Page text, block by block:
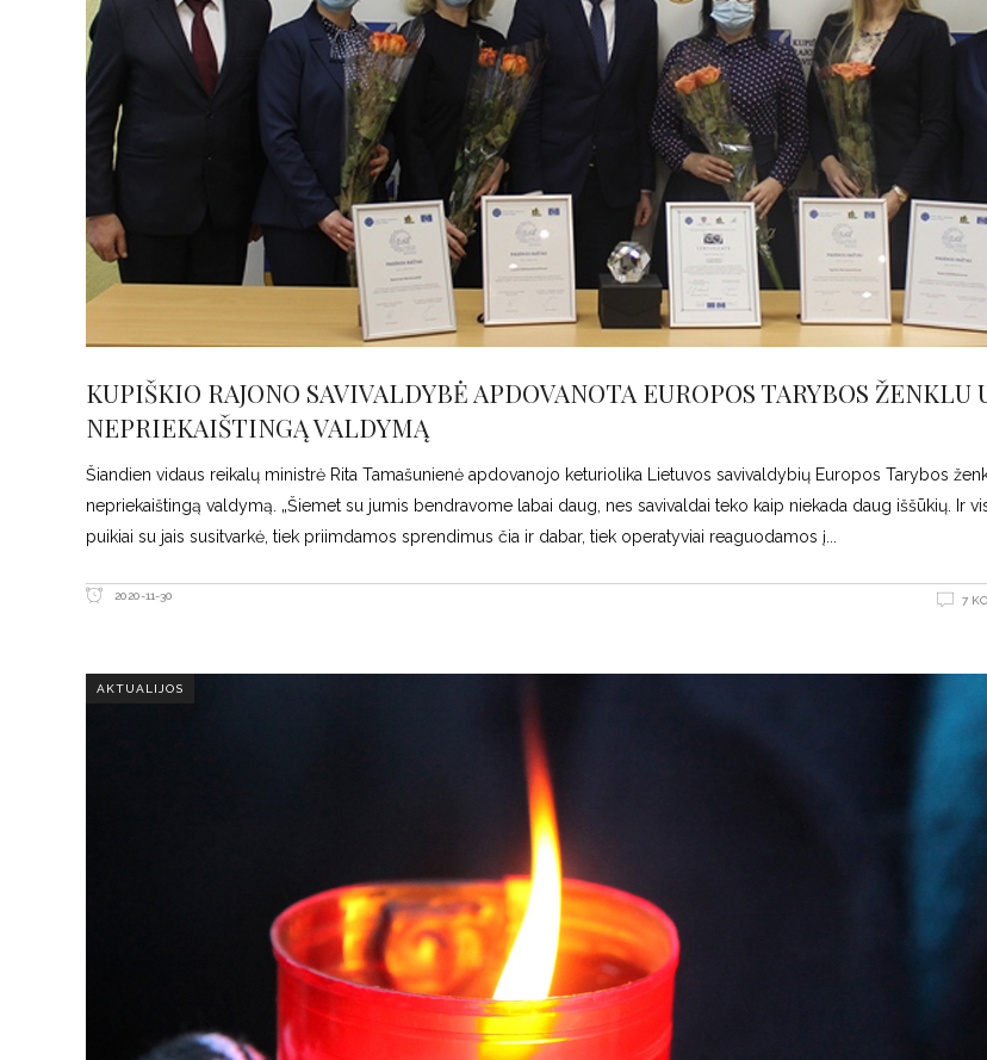
KUPIŠKIO RAJONO SAVIVALDYBĖ APDOVANOTA EUROPOS TARYBOS ŽENKLU
NEPRIEKAIŠTINGĄ VALDYMĄ
Šiandien vidaus reikalų ministrė Rita Tamašunienė apdovanojo keturiolika Lietuvos savivaldybių Europos Tarybos
nepriekaištingą valdymą. „Šiemet su jumis bendravome labai daug, nes savivaldai teko kaip niekada daug iššūkių. Ir
puikiai su jais susitvarkė, tiek priimdamos sprendimus čia ir dabar, tiek operatyviai reaguodamos į
2020-11-30 7
AKTUALIJOS